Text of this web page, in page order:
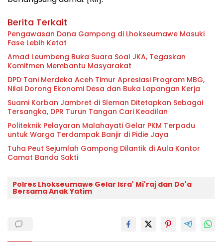
Berita Terkait
Pengawasan Dana Gampong di Lhokseumawe Masuki
Fase Lebih Ketat
Amad Leumbeng Buka Suara Soal JKA, Tegaskan
Komitmen Membantu Masyarakat
DPD Tani Merdeka Aceh Timur Apresiasi Program MBG,
Nilai Dorong Ekonomi Desa dan Buka Lapangan Kerja
Suami Korban Jambret di Sleman Ditetapkan Sebagai
Tersangka, DPR Turun Tangan Cari Keadilan
Politeknik Pelayaran Malahayati Gelar PKM Terpadu
untuk Warga Terdampak Banjir di Pidie Jaya
Tuha Peut Sejumlah Gampong Dilantik di Aula Kantor
Camat Banda Sakti
Polres Lhokseumawe Gelar Isra' Mi'raj dan Do'a
Bersama Anak Yatim